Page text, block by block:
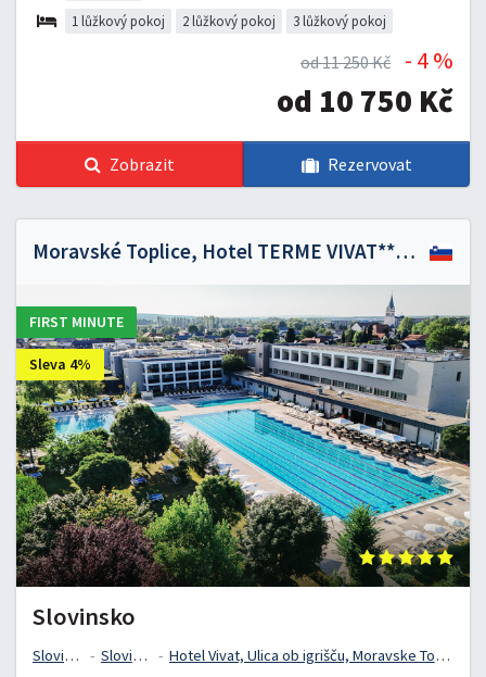
1 lůžkový pokoj
2 lůžkový pokoj 3 lůžkový pokoj
od 11 250 Kč - 4 %
od 10 750 Kč
Zobrazit Rezervovat
Moravské Toplice, Hotel TERME VIVAT*****
FIRST MINUTE
Sleva 4%
Slovinsko
Slovinsko Slovinsko Hotel Vivat, Ulica ob igrišču, Moravske Toplice, Slovinsko